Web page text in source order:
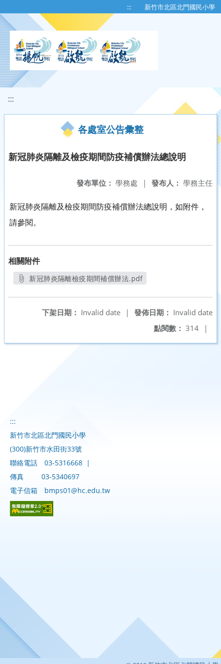
::: 新竹市北區北門國民小學
:::
各處室公告彙整
新冠肺炎隔離及檢疫期間防疫補償辦法總說明
發布人： 學務主任
發布單位： 學務處 |
新冠肺炎隔離及檢疫期間防疫補償辦法總說明，如附件，
請參閱。
相關附件
新冠肺炎隔離檢疫期間補償辦法.pdf
發佈日期： Invalid date
下架日期： Invalid date
|
點閱數： 314 |
:::
新竹市北區北門國民小學
(300)新竹市水田街33號
聯絡電話
03-5316668 |
傳真
03-5340697
電子信箱
bmps01@hc.edu.tw